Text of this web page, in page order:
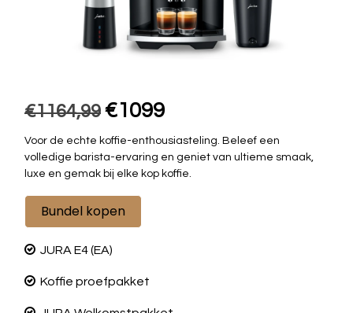
€1164,99 €1099
Voor de echte koffie-enthousiasteling. Beleef een
volledige barista-ervaring en geniet van ultieme smaak,
luxe en gemak bij elke kop koffie.
Bundel kopen
JURAE4 (EA)
Koffie proefpakket